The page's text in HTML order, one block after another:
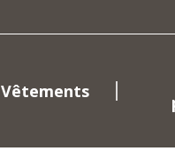
Vêtements